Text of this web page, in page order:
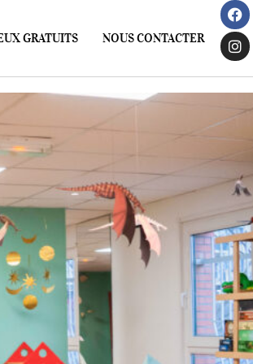
GRATUITS NOUS CONTACTER